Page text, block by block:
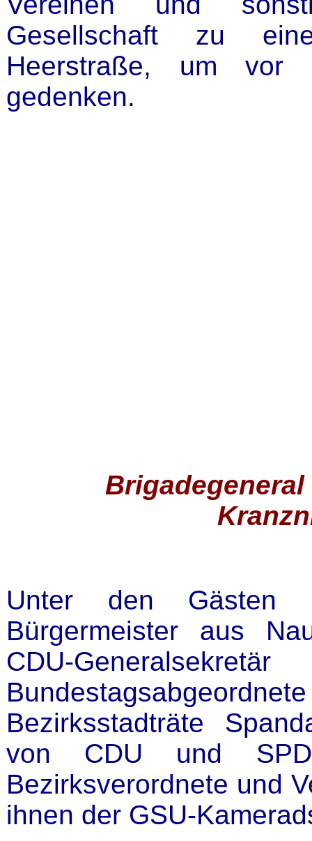
Gesellschaft zu
Heerstraße, um vor
gedenken.
Unter den Gästen
Bürgermeister aus
CDU-
Bezirksstadträte
von CDU und SPD,
Bezirksverordnete und
ihnen der GSU-